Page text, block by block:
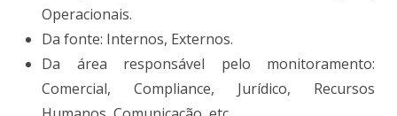
Operacionais.
Da fonte: Internos, Externos.
Da área responsável pelo monitoramento:
Comercial, Compliance, Jurídico, Recursos